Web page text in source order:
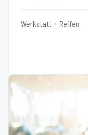
Werkstatt Reifen